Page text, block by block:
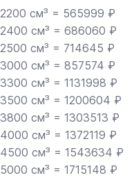
2200 см³ = 565999 ₽
2400 см³ = 686060 ₽
2500 см³ = 714645 ₽
3000 см³ = 857574 ₽
3300 см³ = 1131998 ₽
3500 см³ = 1200604 ₽
3800 см³ = 1303513 ₽
4000 см³ = 1372119 ₽
4500 см³ = 1543634 ₽
5000 см³ = 1715148 ₽